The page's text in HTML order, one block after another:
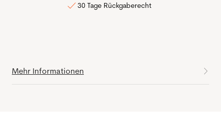
30 Tage Rückgaberecht
Mehr Informationen